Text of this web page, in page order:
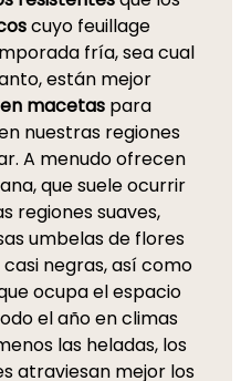
cuyo feuillage
fría, sea cual
están mejor
macetaspara
nuestras regiones
A menudo ofrecen
que suele ocurrir
regiones suaves,
umbelas de flores
negras, así como
ocupa el espacio
el año en climas
las heladas, los
atraviesan mejor los